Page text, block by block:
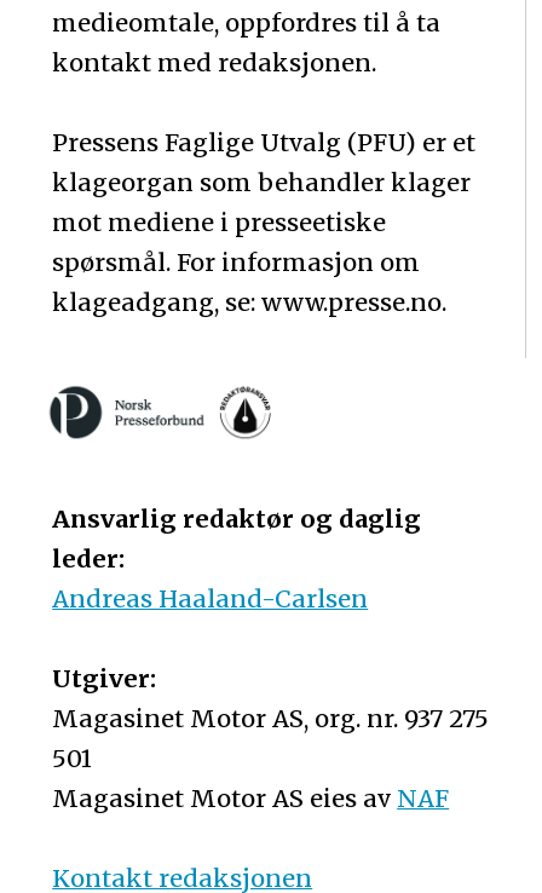
medieomtale, oppfordres til å ta
kontakt med redaksjonen.
Pressens Faglige Utvalg (PFU) er et
klageorgan som behandler klager
mot mediene i presseetiske
spørsmål. For informasjon om
klageadgang, se: www.presse.no.
Ansvarlig redaktør og daglig
leder:
Andreas Haaland-Carlsen
Utgiver:
Magasinet Motor AS, org. nr. 937 275
501
Magasinet Motor AS eies av NAF
Kontakt redaksjonen